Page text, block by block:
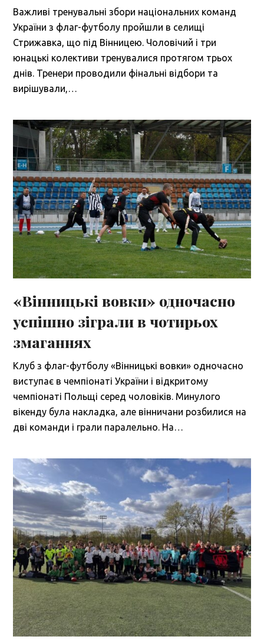
Важливі тренувальні збори національних команд
України з флаг-футболу пройшли в селищі
Стрижавка, що під Вінницею. Чоловічий і три
юнацькі колективи тренувалися протягом трьох
днів. Тренери проводили фінальні відбори та
вирішували,…
«Вінницькі вовки» одночасно
успішно зіграли в чотирьох
змаганнях
Клуб з флаг-футболу «Вінницькі вовки» одночасно
виступає в чемпіонаті України і відкритому
чемпіонаті Польщі серед чоловіків. Минулого
вікенду була накладка, але вінничани розбилися на
дві команди і грали паралельно. На…